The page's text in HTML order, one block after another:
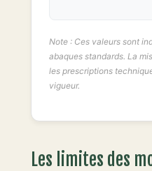
Note : Ces valeurs sont
abaques standards. La
les prescriptions
vigueur.
Les limites des